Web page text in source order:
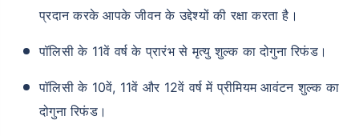
प्रदान करके आपके जीवन के उद्देश्यों की रक्षा करता है।
पॉलिसी के 11वें वर्ष के प्रारंभ से मृत्यु शुल्क का दोगुना रिफंड।
पॉलिसी के 10वें, 11वें और 12वें वर्ष में प्रीमियम आवंटन शुल्क का
दोगुना रिफंड।